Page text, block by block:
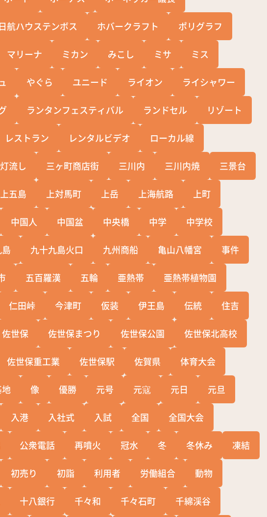
航ハウステンボス ホバークラフト ポリグラフ
マリーナ ミカン みこし ミサ ミス
やぐら ユニード ライオン ライシャワー
ランタンフェスティバル ランドセル リゾート
レストラン レンタルビデオ ローカル線
流し 三ヶ町商店街 三川内 三川内焼 三景台
上五島 上対馬町 上岳 上海航路 上町
中国人 中国盆 中央橋 中学 中学校
九十九島火口 九州商船 亀山八幡宮 事件
五百羅漢 五輪 亜熱帯 亜熱帯植物園
仁田峠 今津町 仮装 伊王島 伝統 住吉
佐世保 佐世保まつり 佐世保公園 佐世保北高校
佐世保重工業 佐世保駅 佐賀県 体育大会
像 優勝 元号 元寇 元日 元旦
入港 入社式 入試 全国 全国大会
公衆電話 再噴火 冠水 冬 冬休み 凍結
初売り 初詣 利用者 労働組合 動物
十八銀行 千々和 千々石町 千綿渓谷